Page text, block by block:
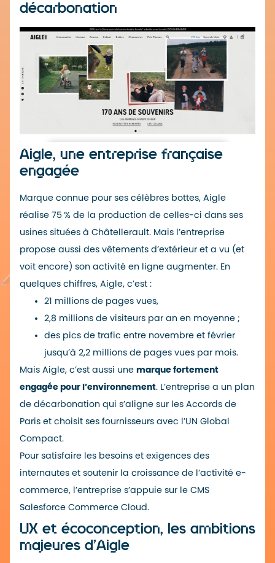
décarbonation
Aigle, une entreprise française
engagée
Marque connue pour ses célèbres bottes, Aigle
réalise 75 % de la production de celles-ci dans ses
usines situées à Châtellerault. Mais l’entreprise
propose aussi des vêtements d’extérieur et a vu (et
voit encore) son activité en ligne augmenter. En
quelques chiffres, Aigle, c’est :
21 millions de pages vues,
2,8 millions de visiteurs par an en moyenne ;
des pics de trafic entre novembre et février
jusqu’à 2,2 millions de pages vues par mois.
Mais Aigle, c’est aussi une marque fortement
engagée pour l’environnement. L’entreprise a un plan
de décarbonation qui s’aligne sur les Accords de
Paris et choisit ses fournisseurs avec l’UN Global
Compact.
Pour satisfaire les besoins et exigences des
internautes et soutenir la croissance de l’activité e-
commerce, l’entreprise s’appuie sur le CMS
Salesforce Commerce Cloud.
UX et écoconception, les ambitions
majeures d’Aigle